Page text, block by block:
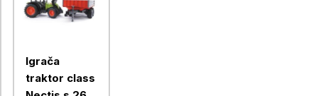
Igrača
traktor class